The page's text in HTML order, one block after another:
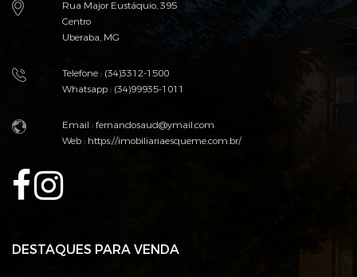
Rua Major Eustáquio, 395
Centro
Uberaba, MG
Telefone : (34)3312-1500
Whatsapp : (34)99935-1011
Email :fernandosaud@ymail.com
Web :https://imobiliariaesqueme.com.br/
DESTAQUES PARA VENDA